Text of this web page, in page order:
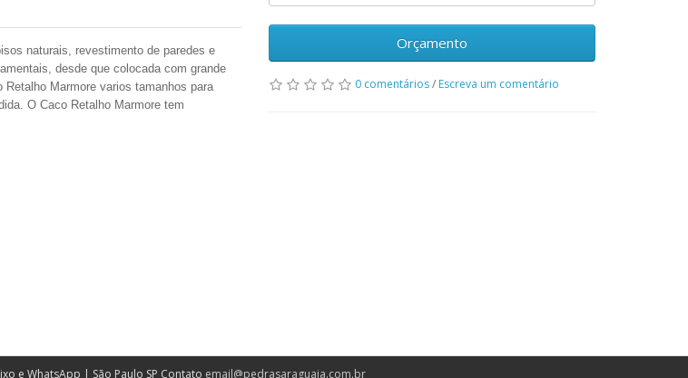
naturais, revestimento de paredes e
desde que colocada com grande
Retalho Marmore varios tamanhos para
O Caco Retalho Marmore tem
Orçamento
0 comentários/ Escreva um comentário
e WhatsApp | São Paulo SP Contato email@pedrasaraguaia.com.br